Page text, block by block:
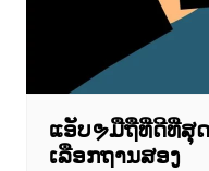
ແອັບຯມືຖືທີ່ດີທີ່ສຸ
ເລືອກຖານສອງ